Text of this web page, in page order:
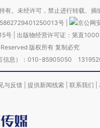
。未经许可，禁止进行转载、摘
号
京公网
号| 出版物经营许可证：第直
版权所有 复制必究
信息）：010-85905050
与反馈 提供新闻线索 联系我们